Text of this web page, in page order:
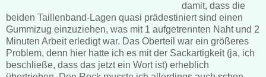
damit, dass die
beiden Taillenband-Lagen quasi prädestiniert sind einen
Gummizug einzuziehen, was mit 1 aufgetrennten Naht und 2
Minuten Arbeit erledigt war. Das Oberteil war ein größeres
Problem, denn hier hatte ich es mit der Sackartigkeit (ja, ich
beschließe, dass das jetzt ein Wort ist) erheblich